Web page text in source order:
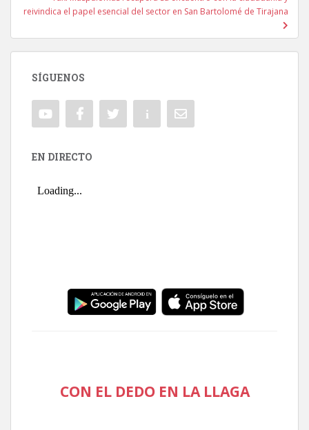
reivindica el papel esencial del sector en San Bartolomé de Tirajana
SÍGUENOS
EN DIRECTO
CON EL DEDO EN LA LLAGA